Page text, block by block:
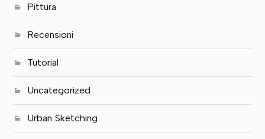
Pittura
Recensioni
Tutorial
Uncategorized
Urban Sketching